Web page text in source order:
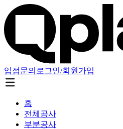
입점문의 로그인/회원가입
홈
전체공사
부분공사